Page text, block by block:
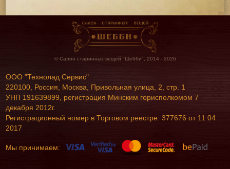
© Салон старинных вещей "Шебби", 2014 - 2026
ООО "Технолад Сервис"
220100, Россия, Москва, Привольная улица, 2, стр. 1
УНП 191639899, регистрация Минским горисполкомом 7
декабря 2012г.
Регистрационный номер в Торговом реестре: 377676 от 11 04
2017
Мы принимаем: